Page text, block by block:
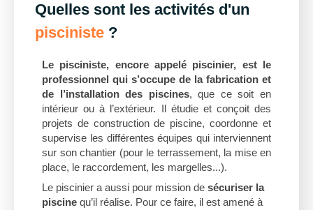
Quelles sont les activités d'un
pisciniste ?
Le pisciniste, encore appelé piscinier, est le
professionnel qui s’occupe de la fabrication et
de l’installation des piscines, que ce soit en
intérieur ou à l’extérieur. Il étudie et conçoit des
projets de construction de piscine, coordonne et
supervise les différentes équipes qui interviennent
sur son chantier (pour le terrassement, la mise en
place, le raccordement, les margelles...).
Le piscinier a aussi pour mission de sécuriser la
piscine qu’il réalise. Pour ce faire, il est amené à